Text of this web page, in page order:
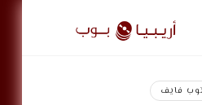
أريبيا
بوب
ArabiaPopتوب فايف